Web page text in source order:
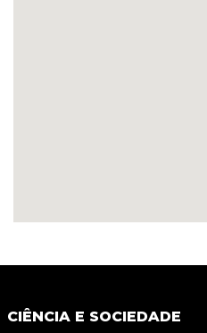
CIÊNCIA E SOCIEDADE